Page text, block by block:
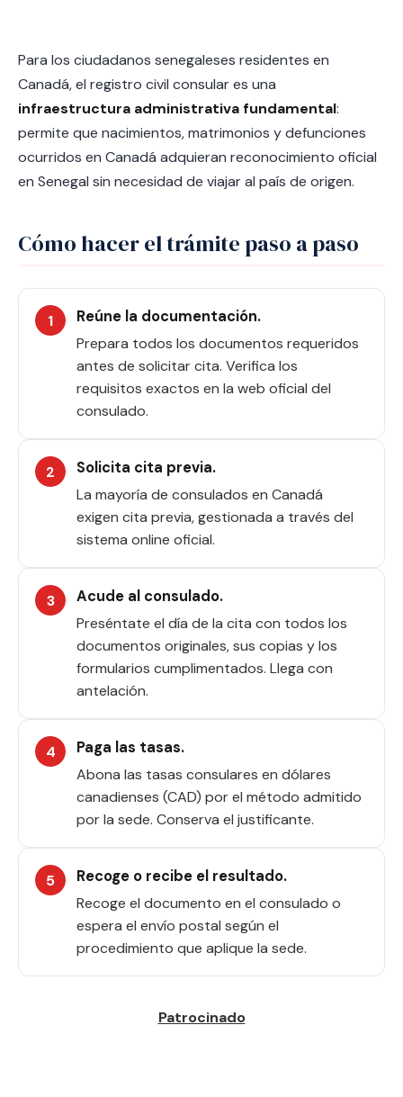
Para los ciudadanos senegaleses residentes en
Canadá, el registro civil consular es una
infraestructura administrativa fundamental:
permite que nacimientos, matrimonios y defunciones
ocurridos en Canadá adquieran reconocimiento oficial
en Senegal sin necesidad de viajar al país de origen.
Cómo hacer el trámite paso a paso
Reúne la documentación.
Prepara todos los documentos requeridos
antes de solicitar cita. Verifica los
requisitos exactos en la web oficial del
consulado.
Solicita cita previa.
La mayoría de consulados en Canadá
exigen cita previa, gestionada a través del
sistema online oficial.
Acude al consulado.
Preséntate el día de la cita con todos los
documentos originales, sus copias y los
formularios cumplimentados. Llega con
antelación.
Paga las tasas.
Abona las tasas consulares en dólares
canadienses (CAD) por el método admitido
por la sede. Conserva el justificante.
Recoge o recibe el resultado.
Recoge el documento en el consulado o
espera el envío postal según el
procedimiento que aplique la sede.